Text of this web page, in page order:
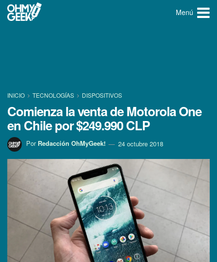
Menú
INICIO TECNOLOGÍ­AS DISPOSITIVOS
Comienza la venta de Motorola One
en Chile por $249.990 CLP
Por Redacción OhMyGeek! 24 octubre 2018